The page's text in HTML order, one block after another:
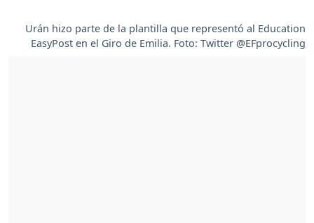
Urán hizo parte de la plantilla que representó al Education
EasyPost en el Giro de Emilia. Foto: Twitter @EFprocycling